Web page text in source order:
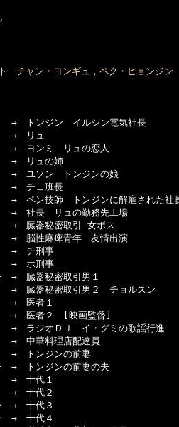
チャン・ヨンギュ ， ペク・ヒョンジン
トンジン　イルシン電気社長
　リュ
ンミ　リュの恋人
リュの姉
ソン　トンジンの娘
チェ班長
ペン技師　トンジンに解雇された
社長　リュの勤務先工場
器秘密取引 女ボス
　脳性麻痺青年　友情出演
チ刑事
ホ刑事
→　臓器秘密取引男１
　臓器秘密取引男２　チョルスン
　医者１
　医者２　[映画監督]
オＤＪ　イ・グミの歌謡行進
　中華料理店配達員
ンジンの前妻
→　トンジンの前妻の夫
　十代１
代２
→　十代３
→　十代４